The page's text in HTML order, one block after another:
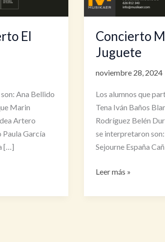
El
Ana Bellido
Marin
Artero
García
[…]
Concierto
Juguete
noviembre 28, 2024
Los alumnos que
Tena Iván Baños
Rodríguez Belén
se interpretaron
Sejourne España
Concierto
por
Leer más »